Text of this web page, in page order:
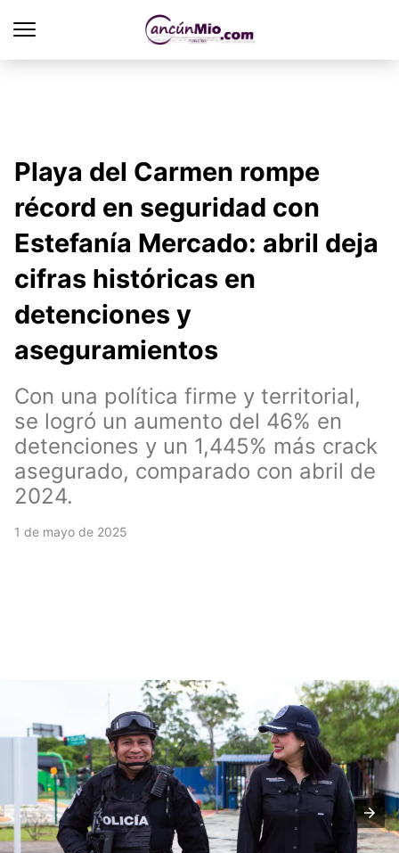
Playa del Carmen rompe
récord en seguridad con
Estefanía Mercado: abril deja
cifras históricas en
detenciones y
aseguramientos
Con una política firme y territorial,
se logró un aumento del 46% en
detenciones y un 1,445% más crack
asegurado, comparado con abril de
2024.
1 de mayo de 2025